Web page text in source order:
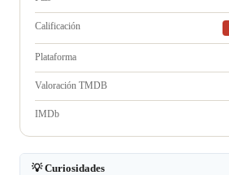
Calificación
Plataforma
Valoración TMDB
IMDb
💡 Curiosidades